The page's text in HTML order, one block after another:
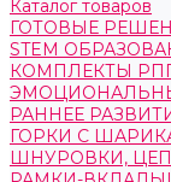
Каталог товаров
ГОТОВЫЕ
STEM
КОМПЛЕКТЫ
РАННЕЕ
ГОРКИ С
ШНУРОВКИ,